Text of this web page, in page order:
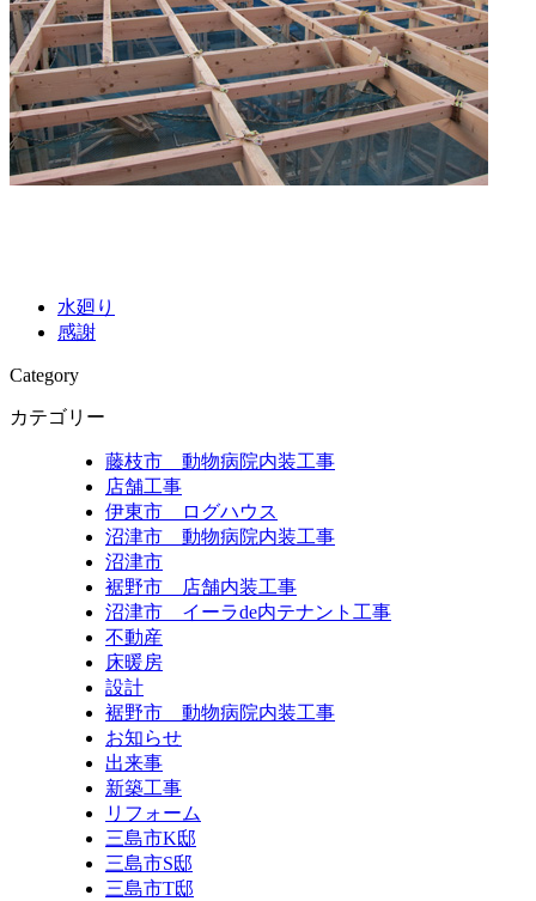
水廻り
感謝
Category
カテゴリー
藤枝市 動物病院内装工事
店舗工事
伊東市 ログハウス
沼津市 動物病院内装工事
沼津市
裾野市 店舗内装工事
沼津市 イーラde内テナント工事
不動産
床暖房
設計
裾野市 動物病院内装工事
お知らせ
出来事
新築工事
リフォーム
三島市K邸
三島市S邸
三島市T邸